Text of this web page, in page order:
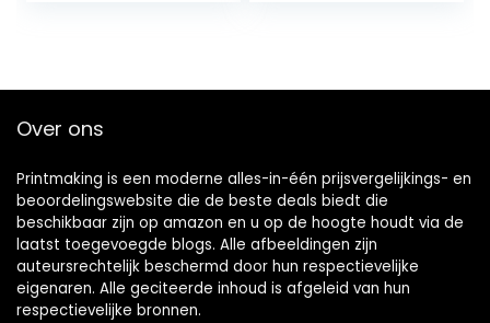
Vinyl Cutter
mm)
Over ons
Printmaking is een moderne alles-in-één prijsvergelijkings- en
beoordelingswebsite die de beste deals biedt die
beschikbaar zijn op amazon en u op de hoogte houdt via de
laatst toegevoegde blogs. Alle afbeeldingen zijn
auteursrechtelijk beschermd door hun respectievelijke
eigenaren. Alle geciteerde inhoud is afgeleid van hun
respectievelijke bronnen.